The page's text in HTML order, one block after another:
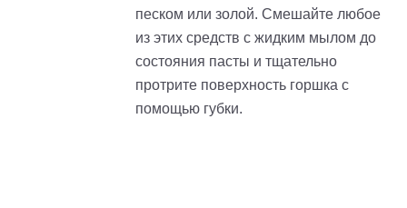
песком или золой. Смешайте любое
из этих средств с жидким мылом до
состояния пасты и тщательно
протрите поверхность горшка с
помощью губки.